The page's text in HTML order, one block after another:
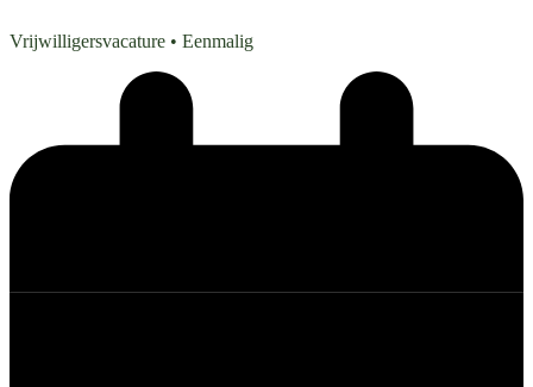
Vrijwilligersvacature • Eenmalig